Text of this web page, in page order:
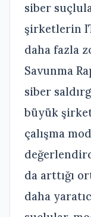
siber
şirketlerin
daha fazla
Savunma
siber
büyük
çalışma
da arttığı
daha